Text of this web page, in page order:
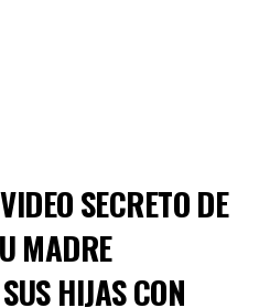
SECRETO DE
MADRE
HIJAS CON